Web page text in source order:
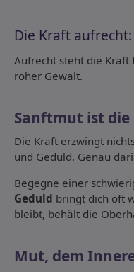
Die Kraft
Aufrecht steht die
roher Gewalt.
Sanftmut ist
Die Kraft erzwingt
und Geduld. Genau
Begegne einer
Geduld bringt dich oft
bleibt, behält die
Mut, dem